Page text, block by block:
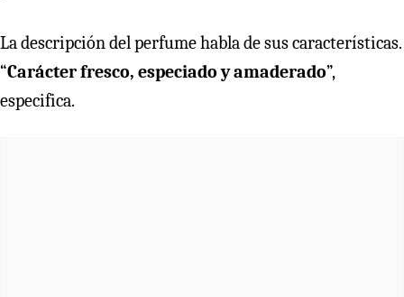
La descripción del perfume habla de sus características.
“Carácter fresco, especiado y amaderado”,
especifica.